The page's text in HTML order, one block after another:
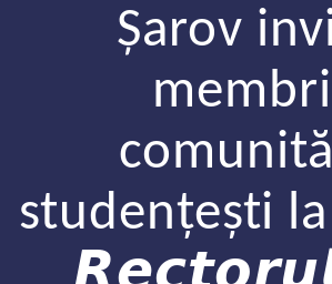
Șarov
studențești